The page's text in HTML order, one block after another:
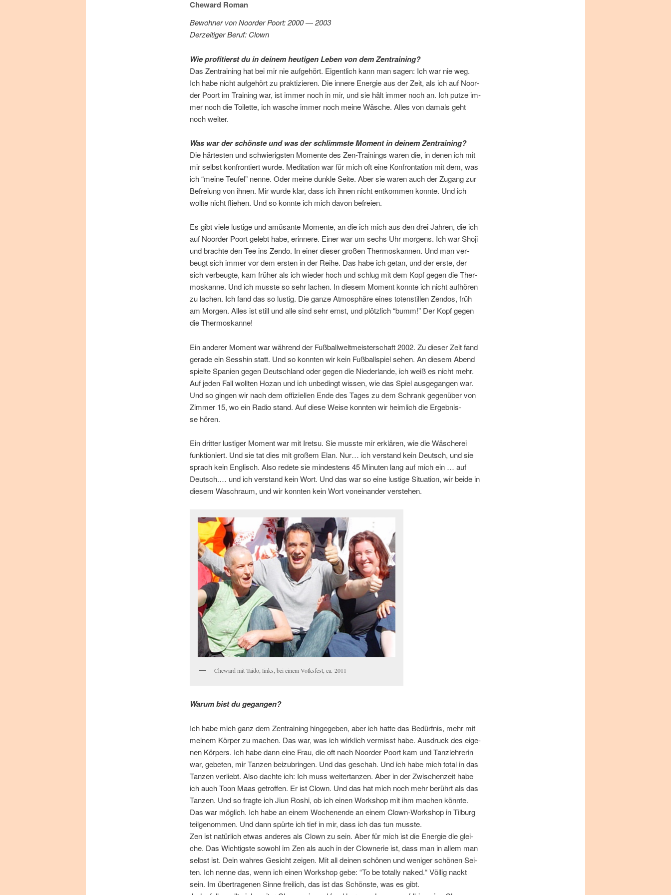
Cheward Roman
Be­woh­ner von Noor­der Po­ort: 2000 — 2003
Der­zei­ti­ger Be­ruf: Clown
Wie pro­fi­tierst du in dei­nem heu­ti­gen Le­ben von dem Zentraining?
Das Zen­trai­ning hat bei mir nie auf­ge­hört. Ei­gent­lich kann man sa­gen: Ich war nie weg.
Ich ha­be nicht auf­ge­hört zu prak­ti­zie­ren. Die in­ne­re En­er­gie aus der Zeit, als ich auf Noor­
der Po­ort im Trai­ning war, ist im­mer noch in mir, und sie hält im­mer noch an. Ich put­ze im­
mer noch die Toi­let­te, ich wa­sche im­mer noch mei­ne Wä­sche. Al­les von da­mals geht
noch weiter.
Was war der schöns­te und was der schlimms­te Mo­ment in dei­nem Zentraining?
Die här­tes­ten und schwie­rigs­ten Mo­men­te des Zen-Trai­nings wa­ren die, in de­nen ich mit
mir selbst kon­fron­tiert wur­de. Me­di­ta­ti­on war für mich oft ei­ne Kon­fron­ta­ti­on mit dem, was
ich “mei­ne Teu­fel” nen­ne. Oder mei­ne dunk­le Sei­te. Aber sie wa­ren auch der Zu­gang zur
Be­frei­ung von ih­nen. Mir wur­de klar, dass ich ih­nen nicht ent­kom­men konn­te. Und ich
woll­te nicht flie­hen. Und so konn­te ich mich da­von befreien.
Es gibt vie­le lus­ti­ge und amü­san­te Mo­men­te, an die ich mich aus den drei Jah­ren, die ich
auf Noor­der Po­ort ge­lebt ha­be, er­in­ne­re. Ei­ner war um sechs Uhr mor­gens. Ich war Sho­ji
und brach­te den Tee ins Zen­do. In ei­ner die­ser gro­ßen Ther­mos­kan­nen. Und man ver­
beugt sich im­mer vor dem ers­ten in der Rei­he. Das ha­be ich ge­tan, und der ers­te, der
sich ver­beug­te, kam frü­her als ich wie­der hoch und schlug mit dem Kopf ge­gen die Ther­
mos­kan­ne. Und ich muss­te so sehr la­chen. In die­sem Mo­ment konn­te ich nicht auf­hö­ren
zu la­chen. Ich fand das so lus­tig. Die gan­ze At­mo­sphä­re ei­nes to­ten­stil­len Zen­dos, früh
am Mor­gen. Al­les ist still und al­le sind sehr ernst, und plötz­lich “bumm!” Der Kopf ge­gen
die Thermoskanne!
Ein an­de­rer Mo­ment war wäh­rend der Fuß­ball­welt­meis­ter­schaft 2002. Zu die­ser Zeit fand
ge­ra­de ein Sess­hin statt. Und so konn­ten wir kein Fuß­ball­spiel se­hen. An die­sem Abend
spiel­te Spa­ni­en ge­gen Deutsch­land oder ge­gen die Nie­der­lan­de, ich weiß es nicht mehr.
Auf je­den Fall woll­ten Ho­zan und ich un­be­dingt wis­sen, wie das Spiel aus­ge­gan­gen war.
Und so gin­gen wir nach dem of­fi­zi­el­len En­de des Ta­ges zu dem Schrank ge­gen­über von
Zim­mer 15, wo ein Ra­dio stand. Auf die­se Wei­se konn­ten wir heim­lich die Er­geb­nis­
se hören.
Ein drit­ter lus­ti­ger Mo­ment war mit Ire­tsu. Sie muss­te mir er­klä­ren, wie die Wä­sche­rei
funk­tio­niert. Und sie tat dies mit gro­ßem Elan. Nur… ich ver­stand kein Deutsch, und sie
sprach kein Eng­lisch. Al­so re­de­te sie min­des­tens 45 Mi­nu­ten lang auf mich ein … auf
Deutsch.… und ich ver­stand kein Wort. Und das war so ei­ne lus­ti­ge Si­tua­ti­on, wir bei­de in
die­sem Wasch­raum, und wir konn­ten kein Wort von­ein­an­der verstehen.
Che­ward mit Tai­do, links, bei ei­nem Volks­fest, ca. 2011
War­um bist du gegangen?
Ich ha­be mich ganz dem Zen­trai­ning hin­ge­ge­ben, aber ich hat­te das Be­dürf­nis, mehr mit
mei­nem Kör­per zu ma­chen. Das war, was ich wirk­lich ver­misst ha­be. Aus­druck des ei­ge­
nen Kör­pers. Ich ha­be dann ei­ne Frau, die oft nach Noor­der Po­ort kam und Tanz­leh­re­rin
war, ge­be­ten, mir Tan­zen bei­zu­brin­gen. Und das ge­schah. Und ich ha­be mich to­tal in das
Tan­zen ver­liebt. Al­so dach­te ich: Ich muss wei­ter­tan­zen. Aber in der Zwi­schen­zeit ha­be
ich auch Toon Maas ge­trof­fen. Er ist Clown. Und das hat mich noch mehr be­rührt als das
Tan­zen. Und so frag­te ich Ji­un Ro­shi, ob ich ei­nen Work­shop mit ihm ma­chen könn­te.
Das war mög­lich. Ich ha­be an ei­nem Wo­chen­en­de an ei­nem Clown-Work­shop in Til­burg
teil­ge­nom­men. Und dann spür­te ich tief in mir, dass ich das tun musste.
Zen ist na­tür­lich et­was an­de­res als Clown zu sein. Aber für mich ist die En­er­gie die glei­
che. Das Wich­tigs­te so­wohl im Zen als auch in der Clow­ne­rie ist, dass man in al­lem man
selbst ist. Dein wah­res Ge­sicht zei­gen. Mit all dei­nen schö­nen und we­ni­ger schö­nen Sei­
ten. Ich nen­ne das, wenn ich ei­nen Work­shop ge­be: “To be to­tal­ly na­ked.“ Völ­lig nackt
sein. Im über­tra­ge­nen Sin­ne frei­lich, das ist das Schöns­te, was es gibt.